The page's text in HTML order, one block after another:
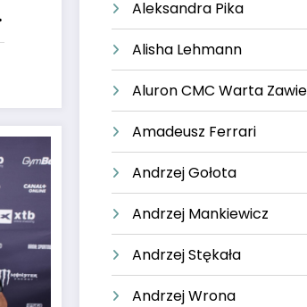
Aleksandra Pika
Alisha Lehmann
Aluron CMC Warta
Amadeusz Ferrari
Andrzej Gołota
Andrzej Mankiewicz
Andrzej Stękała
Andrzej Wrona